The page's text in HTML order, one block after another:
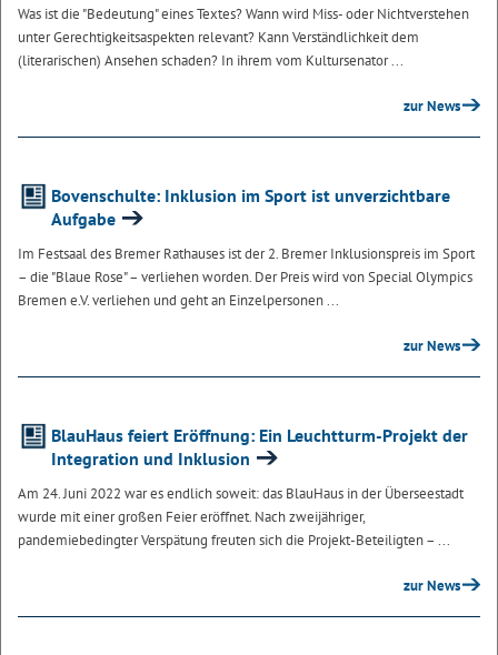
Was ist die "Bedeutung" eines Textes? Wann wird Miss- oder Nichtverstehen
unter Gerechtigkeitsaspekten relevant? Kann Verständlichkeit dem
(literarischen) Ansehen schaden? In ihrem vom Kultursenator ...
zur News
Bovenschulte: Inklusion im Sport ist unverzichtbare
Aufgabe
Im Festsaal des Bremer Rathauses ist der 2. Bremer Inklusionspreis im Sport
– die "Blaue Rose" – verliehen worden. Der Preis wird von Special Olympics
Bremen e.V. verliehen und geht an Einzelpersonen ...
zur News
BlauHaus feiert Eröffnung: Ein Leuchtturm-Projekt der
Integration und Inklusion
Am 24. Juni 2022 war es endlich soweit: das BlauHaus in der Überseestadt
wurde mit einer großen Feier eröffnet. Nach zweijähriger,
pandemiebedingter Verspätung freuten sich die Projekt-Beteiligten – ...
zur News